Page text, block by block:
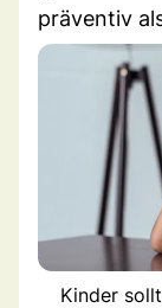
präventiv
Kinder